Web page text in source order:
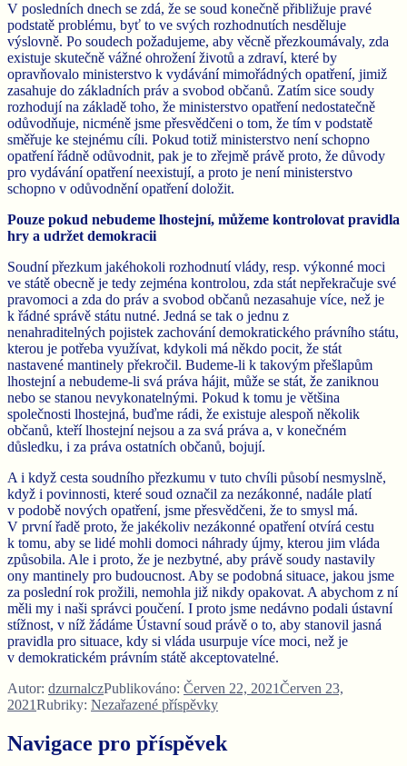
V posledních dnech se zdá, že se soud konečně přibližuje pravé
podstatě problému, byť to ve svých rozhodnutích nesděluje
výslovně. Po soudech požadujeme, aby věcně přezkoumávaly, zda
existuje skutečně vážné ohrožení životů a zdraví, které by
opravňovalo ministerstvo k vydávání mimořádných opatření, jimiž
zasahuje do základních práv a svobod občanů. Zatím sice soudy
rozhodují na základě toho, že ministerstvo opatření nedostatečně
odůvodňuje, nicméně jsme přesvědčeni o tom, že tím v podstatě
směřuje ke stejnému cíli. Pokud totiž ministerstvo není schopno
opatření řádně odůvodnit, pak je to zřejmě právě proto, že důvody
pro vydávání opatření neexistují, a proto je není ministerstvo
schopno v odůvodnění opatření doložit.
Pouze pokud nebudeme lhostejní, můžeme kontrolovat pravidla
hry a udržet demokracii
Soudní přezkum jakéhokoli rozhodnutí vlády, resp. výkonné moci
ve státě obecně je tedy zejména kontrolou, zda stát nepřekračuje své
pravomoci a zda do práv a svobod občanů nezasahuje více, než je
k řádné správě státu nutné. Jedná se tak o jednu z
nenahraditelných pojistek zachování demokratického právního státu,
kterou je potřeba využívat, kdykoli má někdo pocit, že stát
nastavené mantinely překročil. Budeme-li k takovým přešlapům
lhostejní a nebudeme-li svá práva hájit, může se stát, že zaniknou
nebo se stanou nevykonatelnými. Pokud k tomu je většina
společnosti lhostejná, buďme rádi, že existuje alespoň několik
občanů, kteří lhostejní nejsou a za svá práva a, v konečném
důsledku, i za práva ostatních občanů, bojují.
A i když cesta soudního přezkumu v tuto chvíli působí nesmyslně,
když i povinnosti, které soud označil za nezákonné, nadále platí
v podobě nových opatření, jsme přesvědčeni, že to smysl má.
V první řadě proto, že jakékoliv nezákonné opatření otvírá cestu
k tomu, aby se lidé mohli domoci náhrady újmy, kterou jim vláda
způsobila. Ale i proto, že je nezbytné, aby právě soudy nastavily
ony mantinely pro budoucnost. Aby se podobná situace, jakou jsme
za poslední rok prožili, nemohla již nikdy opakovat. A abychom z ní
měli my i naši správci poučení. I proto jsme nedávno podali ústavní
stížnost, v níž žádáme Ústavní soud právě o to, aby stanovil jasná
pravidla pro situace, kdy si vláda usurpuje více moci, než je
v demokratickém právním státě akceptovatelné.
Autor: dzurnalczPublikováno: Červen 22, 2021Červen 23,
2021Rubriky: Nezařazené příspěvky
Navigace pro příspěvek